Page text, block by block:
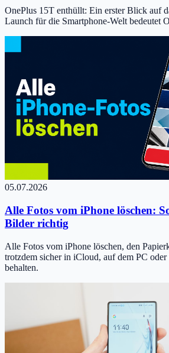
OnePlus 15T enthüllt: Ein erster Blick auf
Launch für die Smartphone-Welt bedeutet
05.07.2026
Alle Fotos vom iPhone löschen:
Bilder richtig
Alle Fotos vom iPhone löschen, den
trotzdem sicher in iCloud, auf dem PC
behalten.